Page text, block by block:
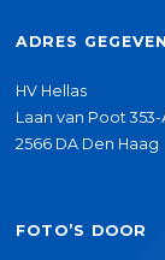
ADRES
HV Hellas
Laan van Poot 353-
2566 DA Den Haag
FOTO’S DOOR